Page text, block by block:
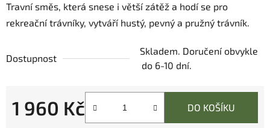
Travní směs, která snese i větší zátěž a hodí se pro
rekreační trávníky, vytváří hustý, pevný a pružný trávník.
Dostupnost
Skladem. Doručení obvykle
do 6-10 dní.
1 960 Kč DO KOŠÍKU